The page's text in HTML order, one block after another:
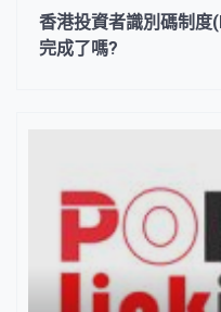
香港投資者識別碼制度
完成了嗎?